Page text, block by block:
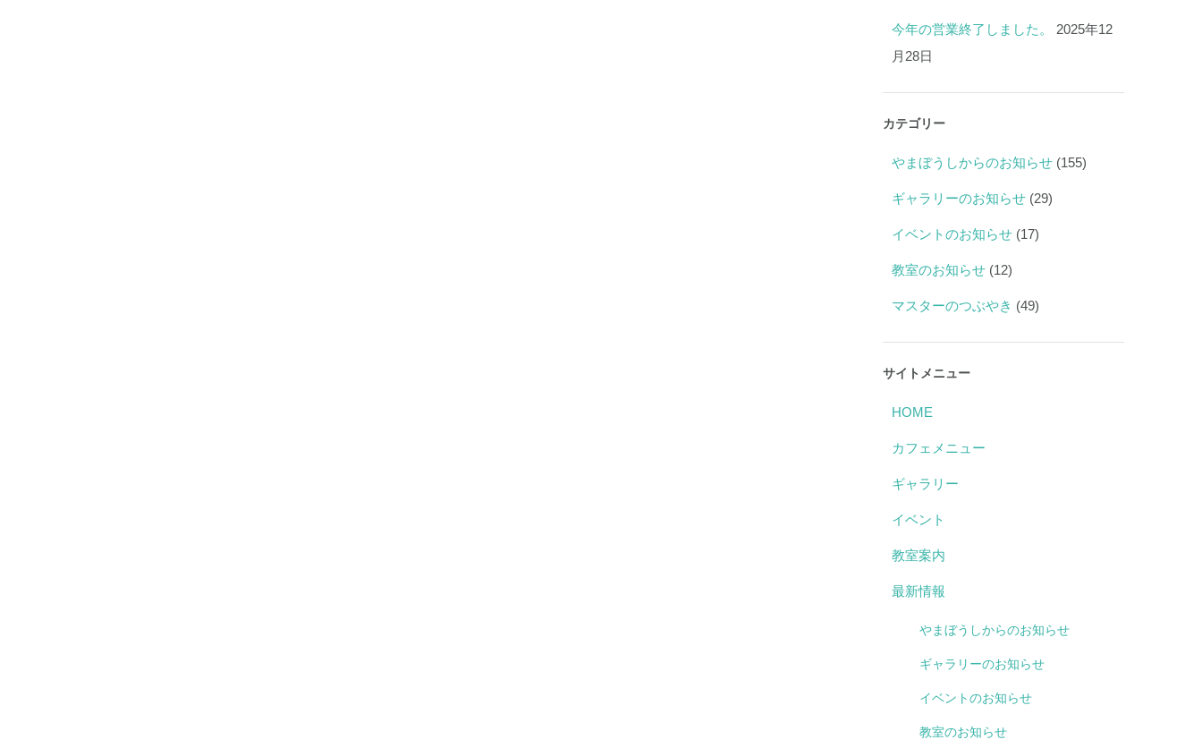
今年の営業終了しました。
2025年12
月28日
カテゴリー
やまぼうしからのお知らせ (155)
ギャラリーのお知らせ (29)
イベントのお知らせ (17)
教室のお知らせ (12)
マスターのつぶやき (49)
サイトメニュー
HOME
カフェメニュー
ギャラリー
イベント
教室案内
最新情報
やまぼうしからのお知らせ
ギャラリーのお知らせ
イベントのお知らせ
教室のお知らせ